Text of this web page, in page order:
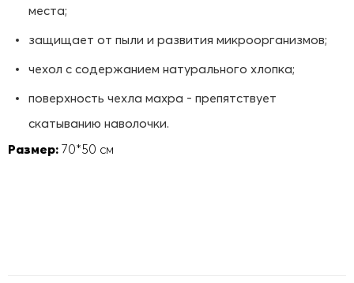
места;
защищает от пыли и развития микроорганизмов;
чехол с содержанием натурального хлопка;
поверхность чехла махра - препятствует
скатыванию наволочки.
Размер: 70*50 см